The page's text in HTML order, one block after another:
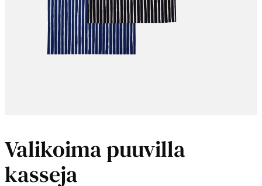
Valikoima puuvilla
kasseja